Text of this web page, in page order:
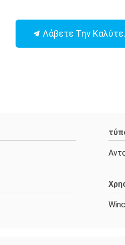
Λάβετε Την